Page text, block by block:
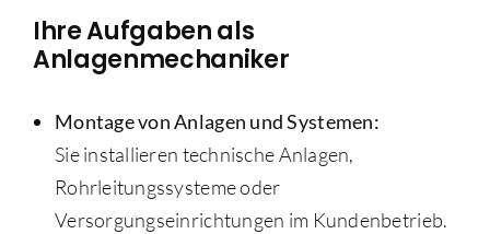
Ihre Aufgaben als
Anlagenmechaniker
Montage von Anlagen und Systemen:
Sie installieren technische Anlagen,
Rohrleitungssysteme oder
Versorgungseinrichtungen im Kundenbetrieb.